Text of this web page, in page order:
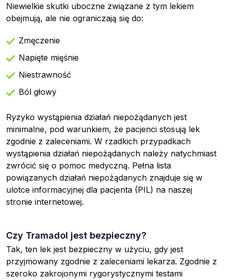
Niewielkie skutki uboczne związane z tym lekiem
obejmują, ale nie ograniczają się do:
Zmęczenie
Napięte mięśnie
Niestrawność
Ból głowy
Ryzyko wystąpienia działań niepożądanych jest
minimalne, pod warunkiem, że pacjenci stosują lek
zgodnie z zaleceniami. W rzadkich przypadkach
wystąpienia działań niepożądanych należy natychmiast
zwrócić się o pomoc medyczną. Pełna lista
powiązanych działań niepożądanych znajduje się w
ulotce informacyjnej dla pacjenta (PIL) na naszej
stronie internetowej.
Czy Tramadol jest bezpieczny?
Tak, ten lek jest bezpieczny w użyciu, gdy jest
przyjmowany zgodnie z zaleceniami lekarza. Zgodnie z
szeroko zakrojonymi rygorystycznymi testami